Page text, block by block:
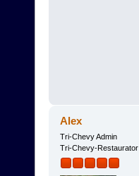
Alex
Tri-Chevy Admin
Tri-Chevy-Restaurator